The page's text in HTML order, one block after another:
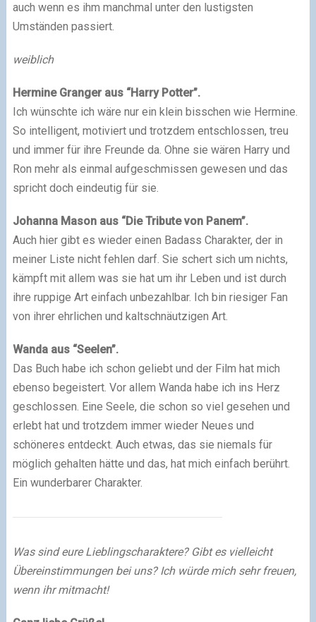
auch wenn es ihm manchmal unter den lustigsten
Umständen passiert.
weiblich
Hermine Granger aus “Harry Potter”.
Ich wünschte ich wäre nur ein klein bisschen wie Hermine.
So intelligent, motiviert und trotzdem entschlossen, treu
und immer für ihre Freunde da. Ohne sie wären Harry und
Ron mehr als einmal aufgeschmissen gewesen und das
spricht doch eindeutig für sie.
Johanna Mason aus “Die Tribute von Panem”.
Auch hier gibt es wieder einen Badass Charakter, der in
meiner Liste nicht fehlen darf. Sie schert sich um nichts,
kämpft mit allem was sie hat um ihr Leben und ist durch
ihre ruppige Art einfach unbezahlbar. Ich bin riesiger Fan
von ihrer ehrlichen und kaltschnäutzigen Art.
Wanda aus “Seelen”.
Das Buch habe ich schon geliebt und der Film hat mich
ebenso begeistert. Vor allem Wanda habe ich ins Herz
geschlossen. Eine Seele, die schon so viel gesehen und
erlebt hat und trotzdem immer wieder Neues und
schöneres entdeckt. Auch etwas, das sie niemals für
möglich gehalten hätte und das, hat mich einfach berührt.
Ein wunderbarer Charakter.
Was sind eure Lieblingscharaktere? Gibt es vielleicht
Übereinstimmungen bei uns? Ich würde mich sehr freuen,
wenn ihr mitmacht!